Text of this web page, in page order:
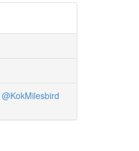
@KokMilesbird